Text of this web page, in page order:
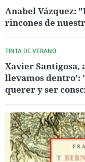
Anabel Vázquez:
rincones de
TINTA DE VERANO
Xavier
llevamos dentro':
querer y ser